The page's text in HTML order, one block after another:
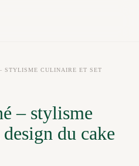
STYLISME CULINAIRE ET SET
– stylisme
du cake